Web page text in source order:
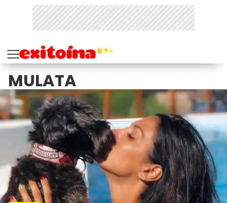
MULATA